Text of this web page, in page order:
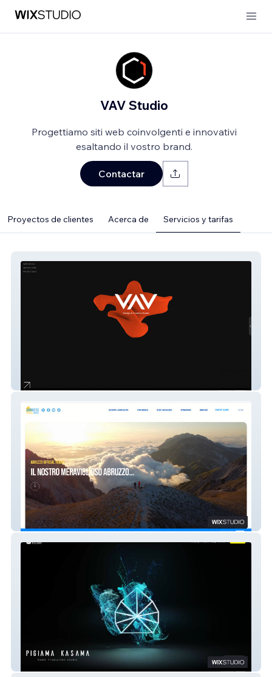
VAV Studio
Progettiamo siti web coinvolgenti e innovativi
esaltando il vostro brand.
Contactar
Proyectos de clientes Acerca de Servicios y tarifas
VAV Studio
Abruzzo Official Travel
PIGIAMA KASAMA - Game Production
Studio